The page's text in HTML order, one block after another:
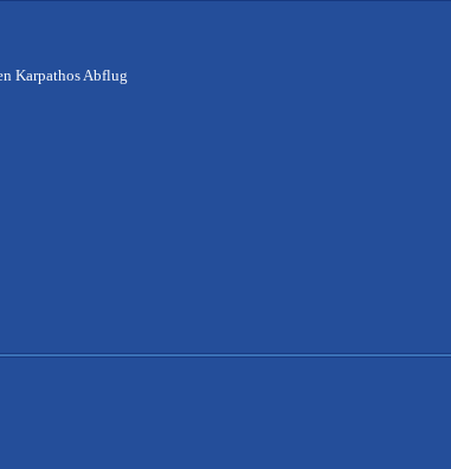
Karpathos Abflug